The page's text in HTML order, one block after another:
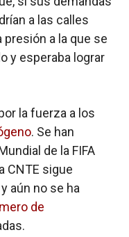
a las calles
a la que se
y esperaba lograr
la fuerza a los
. Se han
de la FIFA
CNTE sigue
aún no se ha
de